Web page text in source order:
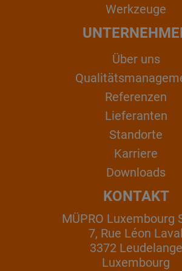
Werkzeuge
Über uns
Referenzen
Lieferanten
Standorte
Karriere
Downloads
KONTAKT
MÜPRO Luxembourg
7, Rue Léon Laval
3372 Leudelange
Luxembourg